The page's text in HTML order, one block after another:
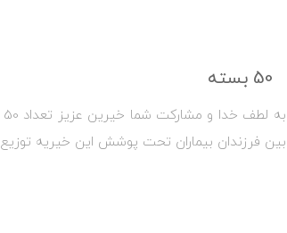
50 بسته
بین فرزندان بیماران تحت پوشش این خیریه توزیع